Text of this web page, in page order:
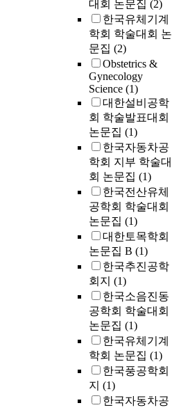
대회 논문집 (2)
한국유체기계
학회 학술대회 논
문집 (2)
Obstetrics &
Gynecology
Science (1)
대한설비공학
회 학술발표대회
논문집 (1)
한국자동차공
학회 지부 학술대
회 논문집 (1)
한국전산유체
공학회 학술대회
논문집 (1)
대한토목학회
논문집 B (1)
한국추진공학
회지 (1)
한국소음진동
공학회 학술대회
논문집 (1)
한국유체기계
학회 논문집 (1)
한국풍공학회
지 (1)
한국자동차공